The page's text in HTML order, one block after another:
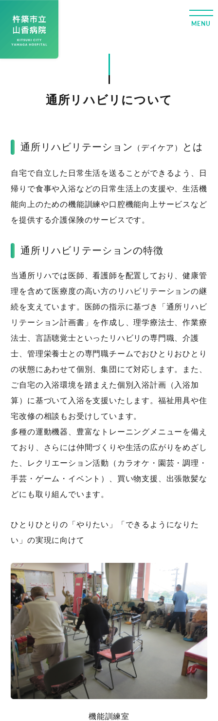
通所リハビリについて
通所リハビリテーション （デイケア） とは
自宅で自立した日常生活を送ることができるよう、日
帰りで食事や入浴などの日常生活上の支援や、生活機
能向上のための機能訓練や口腔機能向上サービスなど
を提供する介護保険のサービスです。
通所リハビリテーションの特徴
当通所リハでは医師、看護師を配置しており、健康管
理を含めて医療度の高い方のリハビリテーションの継
続を支えています。医師の指示に基づき「通所リハビ
リテーション計画書」を作成し、理学療法士、作業療
法士、言語聴覚士といったリハビリの専門職、介護
士、管理栄養士との専門職チームでおひとりおひとり
の状態にあわせて個別、集団にて対応します。また、
ご自宅の入浴環境を踏まえた個別入浴計画（入浴加
算）に基づいて入浴を支援いたします。福祉用具や住
宅改修の相談もお受けしています。
多種の運動機器、豊富なトレーニングメニューを備え
ており、さらには仲間づくりや生活の広がりをめざし
た、レクリエーション活動（カラオケ・園芸・調理・
手芸・ゲーム・イベント）、買い物支援、出張散髪な
どにも取り組んでいます。
ひとりひとりの「やりたい」「できるようになりた
い」の実現に向けて
機能訓練室